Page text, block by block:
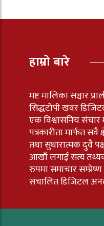
हाम्रो बारे
मष्ट मालिका सञ्चार
सिद्धटोपी खवर
एक विश्वासनिय संचार
पत्रकारीता मार्फत सवै
तथा सुधारात्मक दुवै
आखाँ लगाई सत्य
रुपमा समाचार
संचालित डिजिटल